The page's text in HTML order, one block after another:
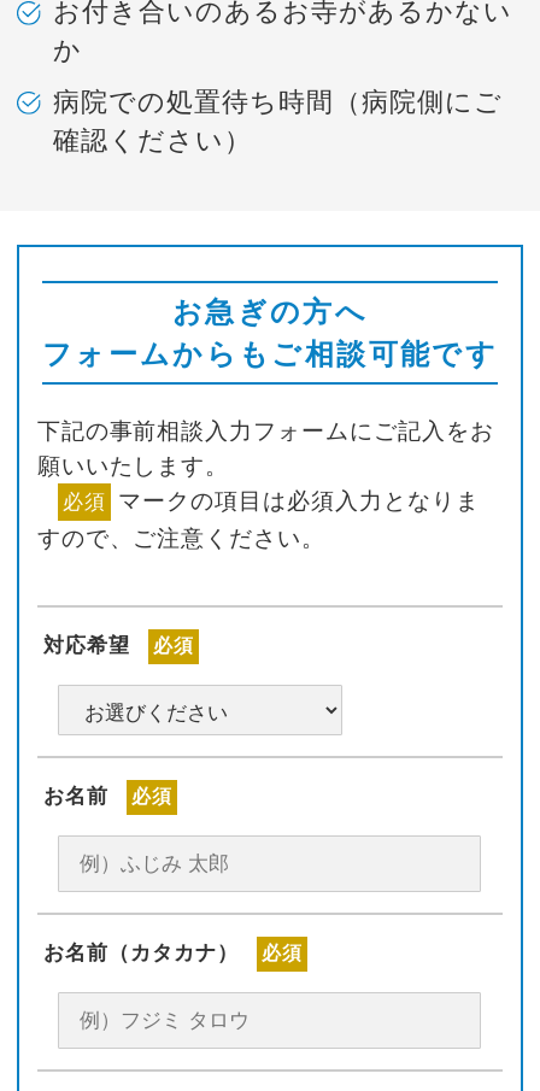
お付き合いのあるお寺があるかない
か
病院での処置待ち時間（病院側にご
確認ください）
お急ぎの方へ
フォームからもご相談可能です
下記の事前相談入力フォームにご記入をお
願いいたします。
必須 マークの項目は必須入力となりま
すので、ご注意ください。
対応希望 必須
お名前 必須
お名前（カタカナ） 必須